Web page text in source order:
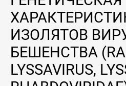
ИЗОЛЯТОВ
БЕШЕНСТВА
LYSSAVIRUS,